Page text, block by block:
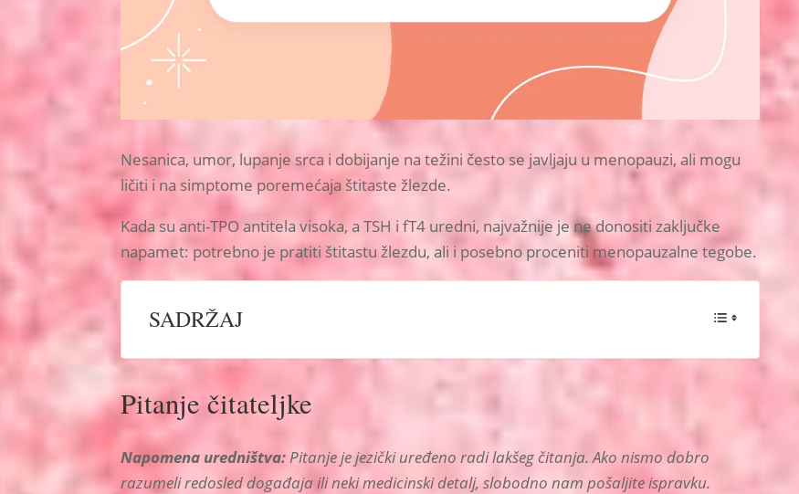
Nesanica, umor, lupanje srca i dobijanje na težini često se javljaju u menopauzi, ali mogu
ličiti i na simptome poremećaja štitaste žlezde.
Kada su anti-TPO antitela visoka, a TSH i fT4 uredni, najvažnije je ne donositi zaključke
napamet: potrebno je pratiti štitastu žlezdu, ali i posebno proceniti menopauzalne tegobe.
SADRŽAJ
Pitanje čitateljke
Napomena uredništva: Pitanje je jezički uređeno radi lakšeg čitanja. Ako nismo dobro
razumeli redosled događaja ili neki medicinski detalj, slobodno nam pošaljite ispravku.